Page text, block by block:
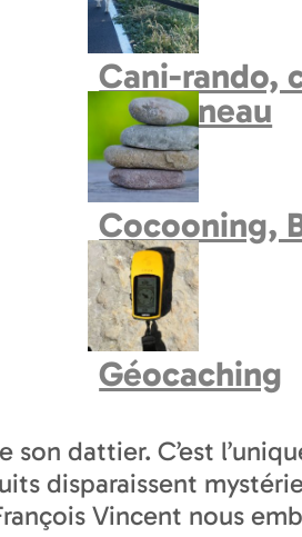
Cani-rando,
de traineau
Cocooning,
Etre
Géocaching
du festival Contes
et musical :
au fil des ans un style
son dattier. C’est
disparaissent
Vincent nous